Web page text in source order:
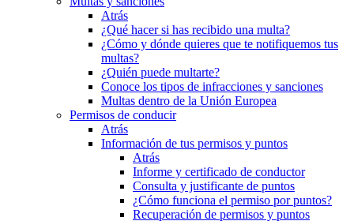
Atrás
¿Qué hacer si has recibido una multa?
¿Cómo y dónde quieres que te notifiquemos tus
multas?
¿Quién puede multarte?
Conoce los tipos de infracciones y sanciones
Multas dentro de la Unión Europea
Permisos de conducir
Atrás
Información de tus permisos y puntos
Atrás
Informe y certificado de conductor
Consulta y justificante de puntos
¿Cómo funciona el permiso por puntos?
Recuperación de permisos y puntos